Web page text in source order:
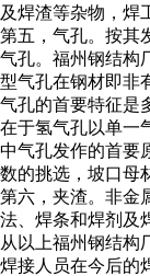
及焊渣等杂物，焊
第五，气孔。按其
气孔。福州钢结构
型气孔在钢材即非
气孔的首要特征是
在于氢气孔以单一
中气孔发作的首要
数的挑选，坡口母
第六，夹渣。非金
法、焊条和焊剂及
从以上福州钢结构
焊接人员在今后的